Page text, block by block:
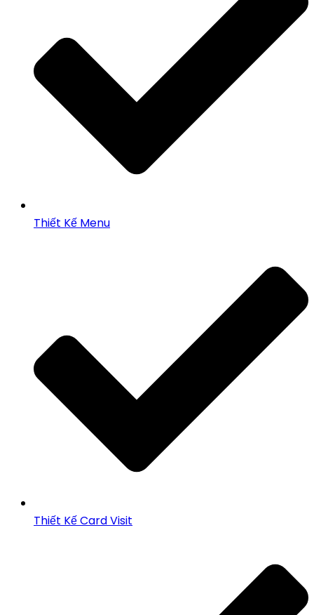
Thiết Kế Menu
Thiết Kế Card Visit